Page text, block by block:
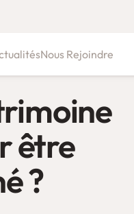
patrimonial
Nous Rejoindre
être
?